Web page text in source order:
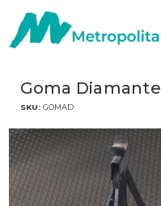
Goma Diamante
SKU: GOMAD